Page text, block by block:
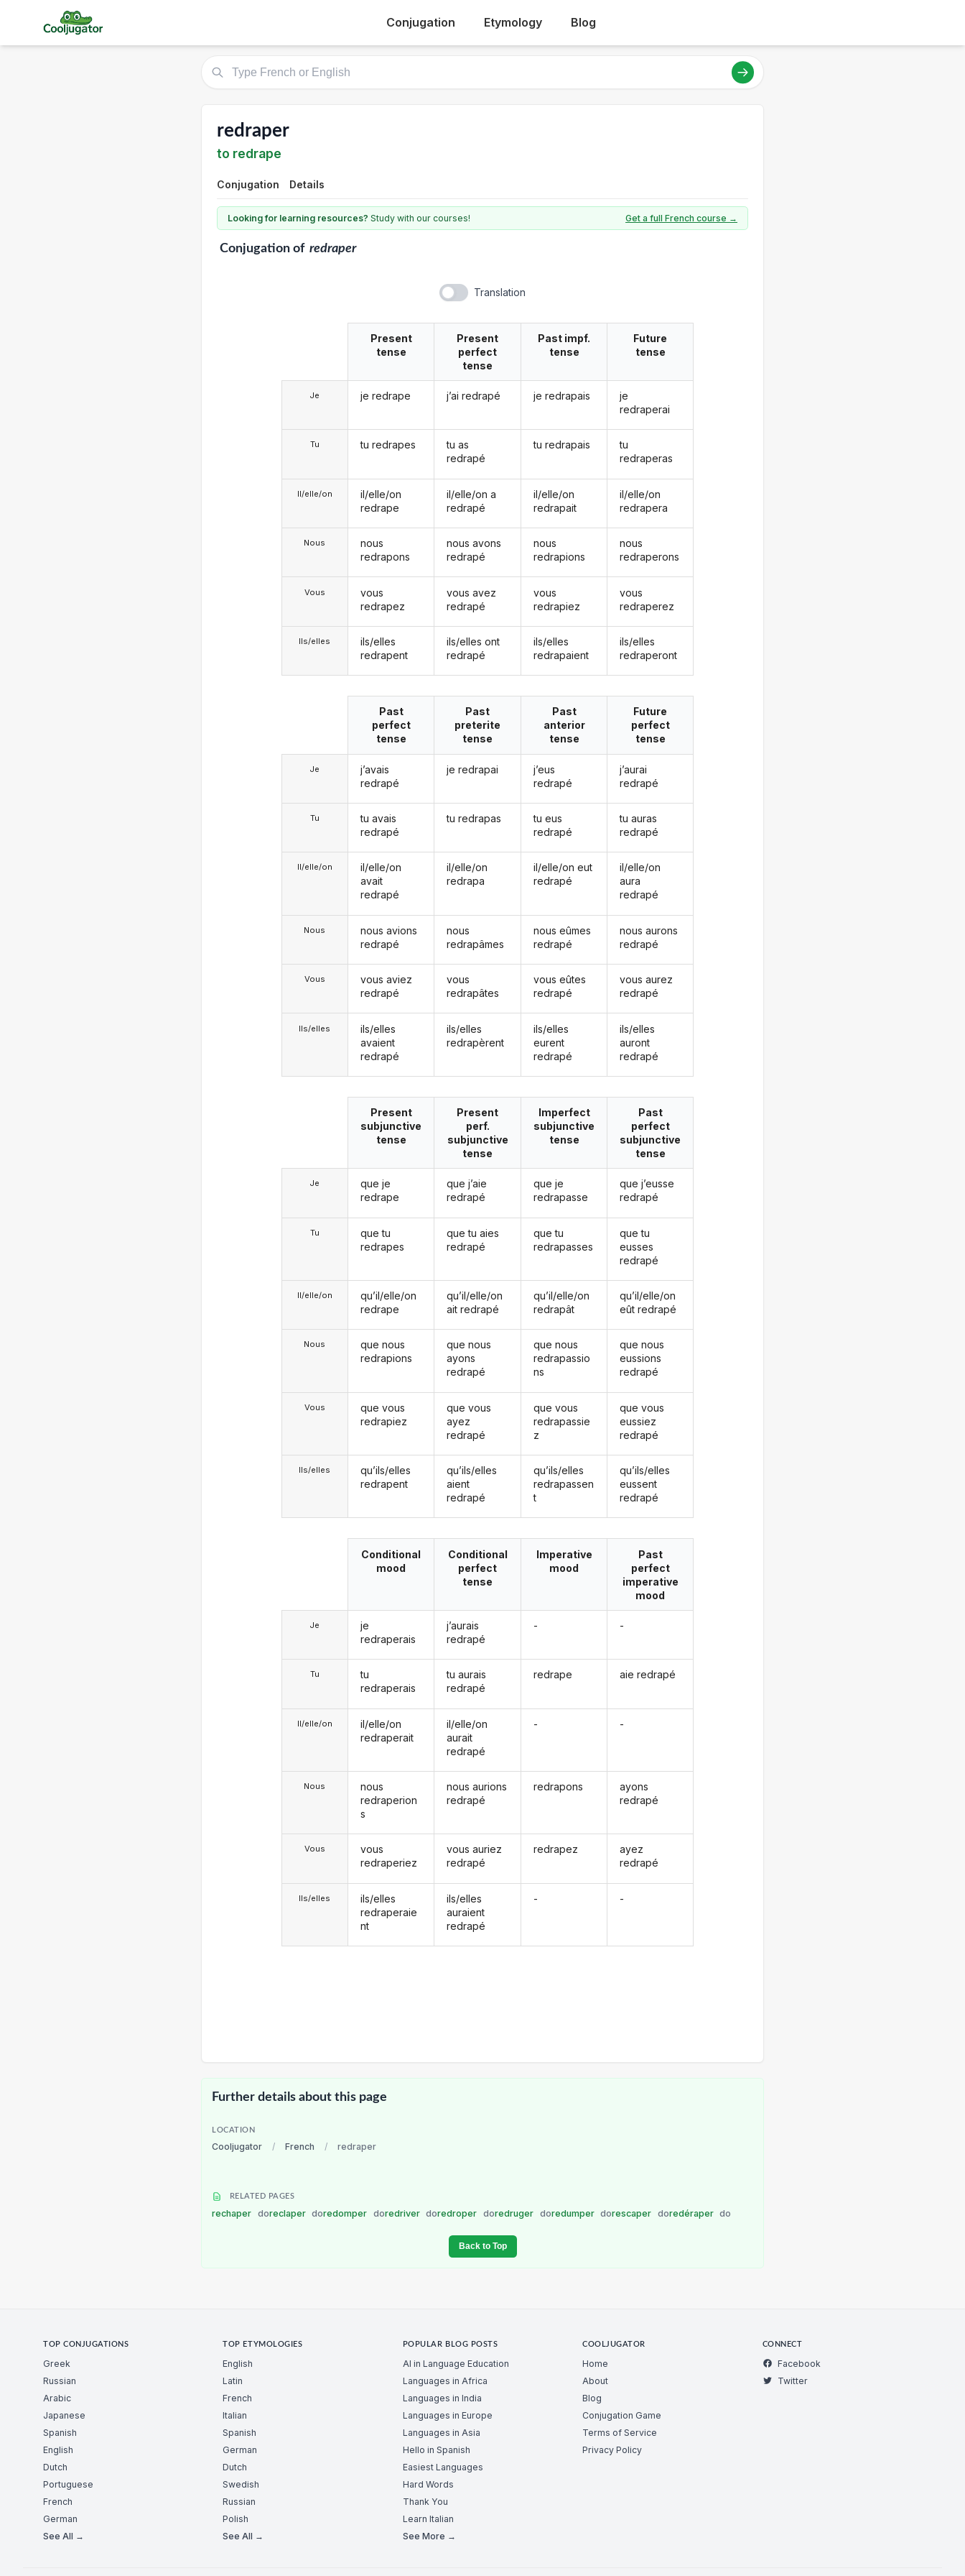
Conjugation Etymology Blog
redraper
to redrape
Conjugation Details
Looking for learning resources? Study with our courses! Get a full French course →
Conjugationof redraper
Translation
Je
Tu
Il/elle/on
Nous
Vous
Ils/elles
Present
tense
je redrape
tu redrapes
il/elle/on
redrape
nous
redrapons
vous
redrapez
ils/elles
redrapent
Present
perfect
tense
j’ai redrapé
tu as
redrapé
il/elle/on a
redrapé
nous avons
redrapé
vous avez
redrapé
ils/elles ont
redrapé
Past impf.
tense
je redrapais
tu redrapais
il/elle/on
redrapait
nous
redrapions
vous
redrapiez
ils/elles
redrapaient
Future
tense
je
redraperai
tu
redraperas
il/elle/on
redrapera
nous
redraperons
vous
redraperez
ils/elles
redraperont
Je
Tu
Il/elle/on
Nous
Vous
Ils/elles
Past
perfect
tense
j’avais
redrapé
tu avais
redrapé
il/elle/on
avait
redrapé
nous avions
redrapé
vous aviez
redrapé
ils/elles
avaient
redrapé
Past
preterite
tense
je redrapai
tu redrapas
il/elle/on
redrapa
nous
redrapâmes
vous
redrapâtes
ils/elles
redrapèrent
Past
anterior
tense
j’eus
redrapé
tu eus
redrapé
il/elle/on eut
redrapé
nous eûmes
redrapé
vous eûtes
redrapé
ils/elles
eurent
redrapé
Future
perfect
tense
j’aurai
redrapé
tu auras
redrapé
il/elle/on
aura
redrapé
nous aurons
redrapé
vous aurez
redrapé
ils/elles
auront
redrapé
Je
Tu
Il/elle/on
Nous
Vous
Ils/elles
Present
subjunctive
tense
que je
redrape
que tu
redrapes
qu’il/elle/on
redrape
que nous
redrapions
que vous
redrapiez
qu’ils/elles
redrapent
Present
perf.
subjunctive
tense
que j’aie
redrapé
que tu aies
redrapé
qu’il/elle/on
ait redrapé
que nous
ayons
redrapé
que vous
ayez
redrapé
qu’ils/elles
aient
redrapé
Imperfect
subjunctive
tense
que je
redrapasse
que tu
redrapasses
qu’il/elle/on
redrapât
que nous
redrapassio
ns
que vous
redrapassie
z
qu’ils/elles
redrapassen
t
Past
perfect
subjunctive
tense
que j’eusse
redrapé
que tu
eusses
redrapé
qu’il/elle/on
eût redrapé
que nous
eussions
redrapé
que vous
eussiez
redrapé
qu’ils/elles
eussent
redrapé
Je
Tu
Il/elle/on
Nous
Vous
Ils/elles
Conditional
mood
je
redraperais
tu
redraperais
il/elle/on
redraperait
nous
redraperion
s
vous
redraperiez
ils/elles
redraperaie
nt
Conditional
perfect
tense
j’aurais
redrapé
tu aurais
redrapé
il/elle/on
aurait
redrapé
nous aurions
redrapé
vous auriez
redrapé
ils/elles
auraient
redrapé
Imperative
mood
-
redrape
-
redrapons
redrapez
-
Past
perfect
imperative
mood
-
aie redrapé
-
ayons
redrapé
ayez
redrapé
-
Further details about this page
LOCATION
Cooljugator / French / redraper
RELATED PAGES
rechaper doreclaper doredomper doredriver doredroper doredruger doredumper dorescaper doredéraper do
Back to Top
TOP CONJUGATIONS
Greek
Russian
Arabic
Japanese
Spanish
English
Dutch
Portuguese
French
German
See All →
TOP ETYMOLOGIES
English
Latin
French
Italian
Spanish
German
Dutch
Swedish
Russian
Polish
See All →
POPULAR BLOG POSTS
AI in Language Education
Languages in Africa
Languages in India
Languages in Europe
Languages in Asia
Hello in Spanish
Easiest Languages
Hard Words
Thank You
Learn Italian
See More →
COOLJUGATOR
Home
About
Blog
Conjugation Game
Terms of Service
Privacy Policy
CONNECT
Facebook
Twitter